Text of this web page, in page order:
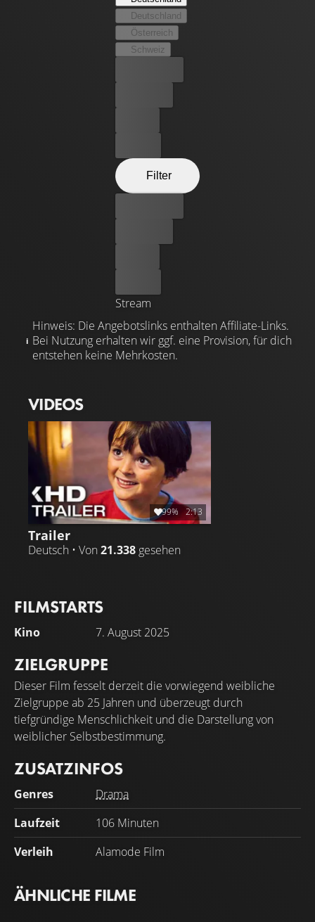
werden. Was als vorübergehende Hilfe begann, führt zu
einer unerwartet tiefen Bindung.
Deutschland
Österreich
Schweiz
Filter
Stream
Hinweis: Die Angebotslinks enthalten Affiliate-Links.
Bei Nutzung erhalten wir ggf. eine Provision, für dich
entstehen keine Mehrkosten.
VIDEOS
99% 2:13
Trailer
Deutsch • Von 21.338 gesehen
FILMSTARTS
Kino 7. August 2025
ZIELGRUPPE
Dieser Film fesselt derzeit die vorwiegend weibliche
Zielgruppe ab 25 Jahren und überzeugt durch
tiefgründige Menschlichkeit und die Darstellung von
weiblicher Selbstbestimmung.
ZUSATZINFOS
Genres
Drama
Laufzeit
106 Minuten
Verleih
Alamode Film
ÄHNLICHE FILME